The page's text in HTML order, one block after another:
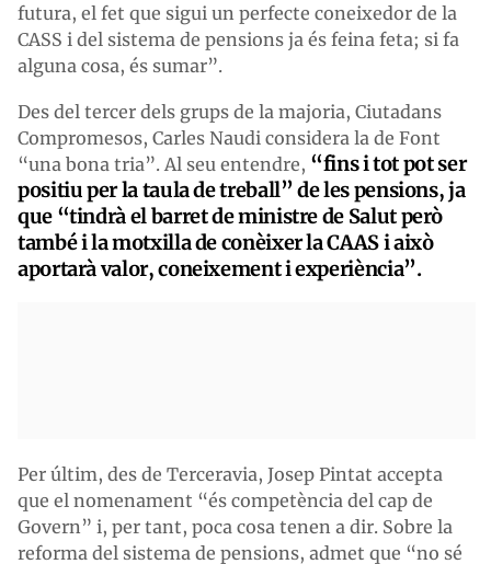
futura, el fet que sigui un perfecte coneixedor de la
CASS i del sistema de pensions ja és feina feta; si fa
alguna cosa, és sumar”.
Des del tercer dels grups de la majoria, Ciutadans
Compromesos, Carles Naudi considera la de Font
“una bona tria”. Al seu entendre, “fins i tot pot ser
positiu per la taula de treball” de les pensions, ja
que “tindrà el barret de ministre de Salut però
també i la motxilla de conèixer la CAAS i això
aportarà valor, coneixement i experiència”.
Per últim, des de Terceravia, Josep Pintat accepta
que el nomenament “és competència del cap de
Govern” i, per tant, poca cosa tenen a dir. Sobre la
reforma del sistema de pensions, admet que “no sé